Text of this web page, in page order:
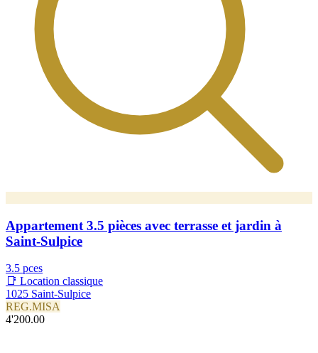
Appartement 3.5 pièces avec terrasse et jardin à
Saint-Sulpice
3.5 pces
📑 Location classique
1025 Saint-Sulpice
REG.MISA
4'200.00